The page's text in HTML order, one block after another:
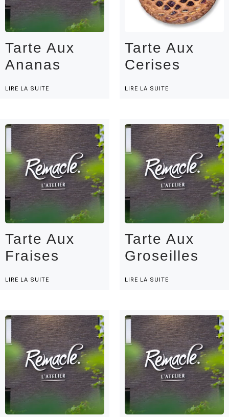
Tarte Aux
Ananas
LIRE LA SUITE
Tarte Aux
Cerises
LIRE LA SUITE
Tarte Aux
Fraises
LIRE LA SUITE
Tarte Aux
Groseilles
LIRE LA SUITE